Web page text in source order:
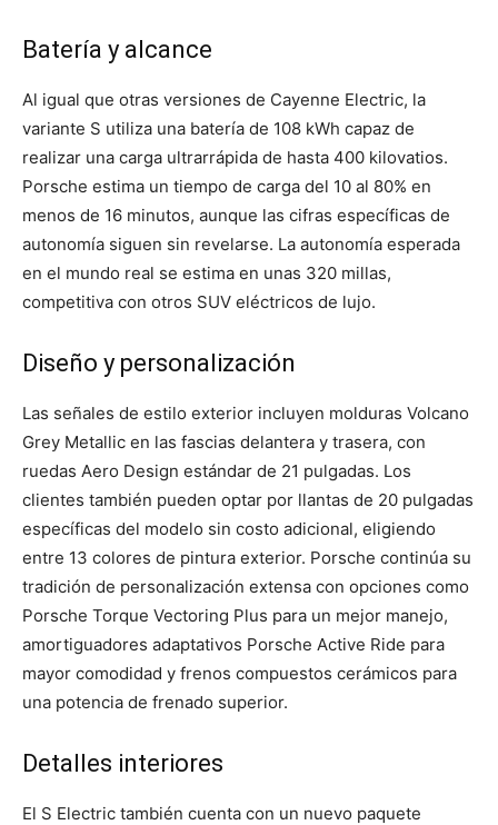
Batería y alcance
Al igual que otras versiones de Cayenne Electric, la
variante S utiliza una batería de 108 kWh capaz de
realizar una carga ultrarrápida de hasta 400 kilovatios.
Porsche estima un tiempo de carga del 10 al 80% en
menos de 16 minutos, aunque las cifras específicas de
autonomía siguen sin revelarse. La autonomía esperada
en el mundo real se estima en unas 320 millas,
competitiva con otros SUV eléctricos de lujo.
Diseño y personalización
Las señales de estilo exterior incluyen molduras Volcano
Grey Metallic en las fascias delantera y trasera, con
ruedas Aero Design estándar de 21 pulgadas. Los
clientes también pueden optar por llantas de 20 pulgadas
específicas del modelo sin costo adicional, eligiendo
entre 13 colores de pintura exterior. Porsche continúa su
tradición de personalización extensa con opciones como
Porsche Torque Vectoring Plus para un mejor manejo,
amortiguadores adaptativos Porsche Active Ride para
mayor comodidad y frenos compuestos cerámicos para
una potencia de frenado superior.
Detalles interiores
El S Electric también cuenta con un nuevo paquete